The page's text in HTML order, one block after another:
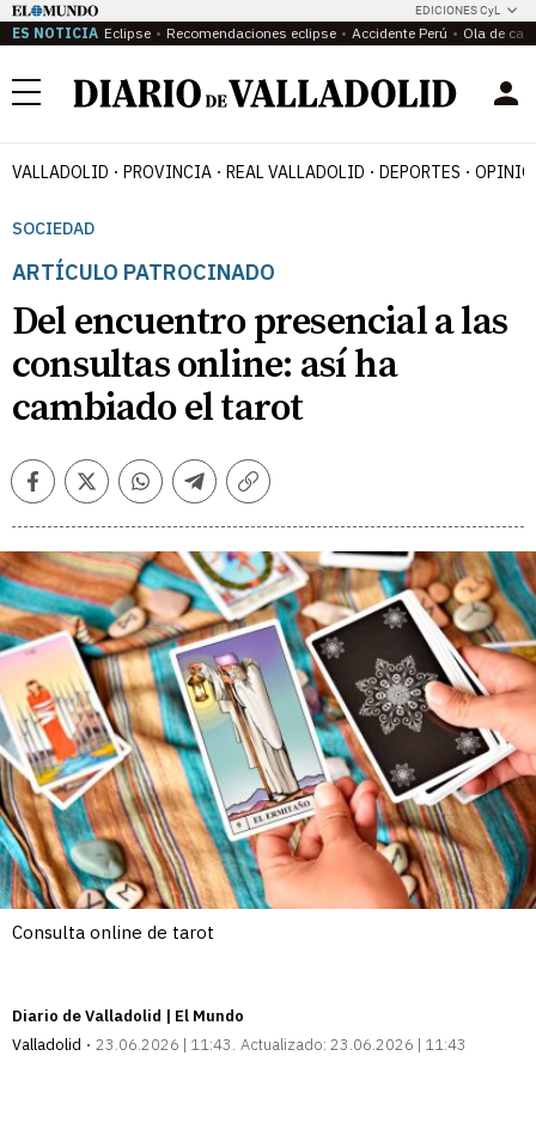
EDICIONES CyL
ES NOTICIA Eclipse Recomendaciones eclipse Accidente Perú Ola de
Menú
VALLADOLID PROVINCIA REAL VALLADOLID DEPORTES
SOCIEDAD
ARTÍCULO PATROCINADO
Del encuentro presencial a las
consultas online: así ha
cambiado el tarot
FacebookTwitterWhatsappTelegramCopiar
Consulta online de tarot
Diario de Valladolid | El Mundo
Valladolid
23.06.2026 | 11:43 Actualizado: 23.06.2026 | 11:43